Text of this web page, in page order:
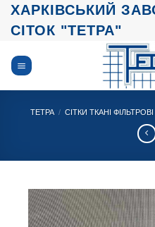
Skip
content
ХАРКІВСЬКИЙ
СІТОК "ТЕТРА"
ТЕТРА / СІТКИ ТКАНІ ФІЛЬТРОВІ